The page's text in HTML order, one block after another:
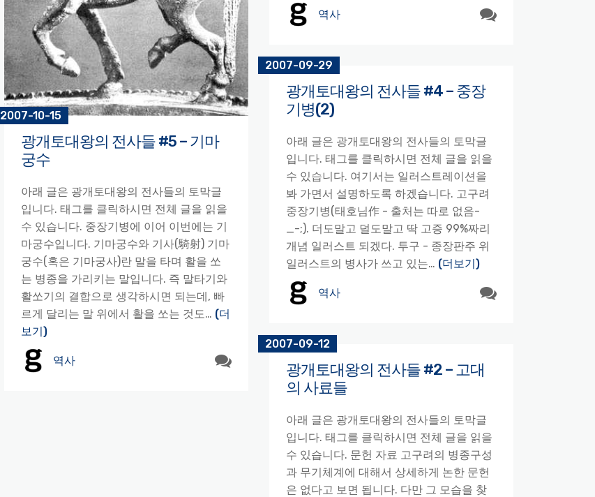
2007-10-15
광개토대왕의 전사들 #5 – 기마
궁수
아래 글은 광개토대왕의 전사들의 토막글
입니다. 태그를 클릭하시면 전체 글을 읽을
수 있습니다. 중장기병에 이어 이번에는 기
마궁수입니다. 기마궁수와 기사(騎射) 기마
궁수(혹은 기마궁사)란 말을 타며 활을 쏘
는 병종을 가리키는 말입니다. 즉 말타기와
활쏘기의 결합으로 생각하시면 되는데, 빠
르게 달리는 말 위에서 활을 쏘는 것도… (더
보기)
역사
역사
2007-09-29
광개토대왕의 전사들 #4 – 중장
기병(2)
아래 글은 광개토대왕의 전사들의 토막글
입니다. 태그를 클릭하시면 전체 글을 읽을
수 있습니다. 여기서는 일러스트레이션을
봐 가면서 설명하도록 하겠습니다. 고구려
중장기병(태호님作 - 출처는 따로 없음-
_-;). 더도말고 덜도말고 딱 고증 99%짜리
개념 일러스트 되겠다. 투구 - 종장판주 위
일러스트의 병사가 쓰고 있는… (더보기)
역사
2007-09-12
광개토대왕의 전사들 #2 – 고대
의 사료들
아래 글은 광개토대왕의 전사들의 토막글
입니다. 태그를 클릭하시면 전체 글을 읽을
수 있습니다. 문헌 자료 고구려의 병종구성
과 무기체계에 대해서 상세하게 논한 문헌
은 없다고 보면 됩니다. 다만 그 모습을 찾